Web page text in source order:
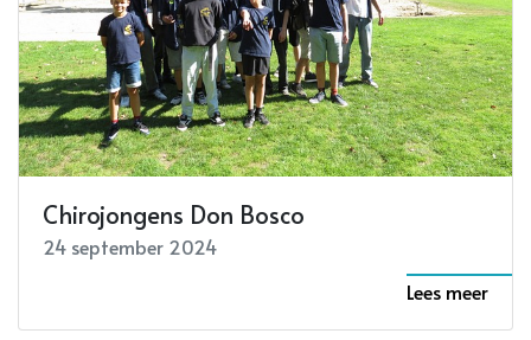
Chirojongens Don Bosco
24 september 2024
Lees meer